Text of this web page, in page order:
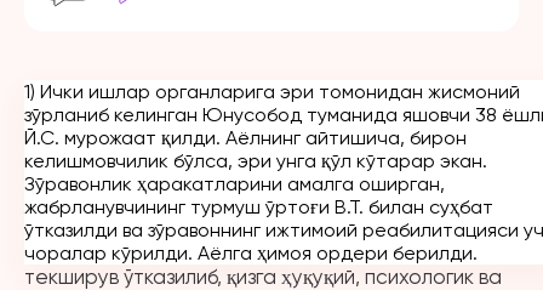
1) Ички ишлар органларига эри томонидан жисмоний
зўрланиб келинган Юнусобод туманида яшовчи 38
Й.С. мурожаат қилди. Аёлнинг айтишича, бирон
келишмовчилик бўлса, эри унга қўл кўтарар экан.
Зўравонлик ҳаракатларини амалга оширган,
жабрланувчининг турмуш ўртоғи В.Т. билан суҳбат
ўтказилди ва зўравоннинг ижтимоий реабилитацияси
чоралар кўрилди. Аёлга ҳимоя ордери берилди.
2) Юнусобод туманининг яна бир фуқароси,27
ёшли Д.Г. ҳам қайнопаси томонидан рухий
зўравонликка учраганини айтиб, мурожаат қилган.
Аёлнинг айтишича, эрининг синглиси, 33 ёшли Ш.Х.,
улар билан яшайди ва вақти-вақти билан унга
рухий босим ўтказади. Келиб тушган аризага кўра
текширув ўтказилиб, қизга ҳуқуқий, психологик ва